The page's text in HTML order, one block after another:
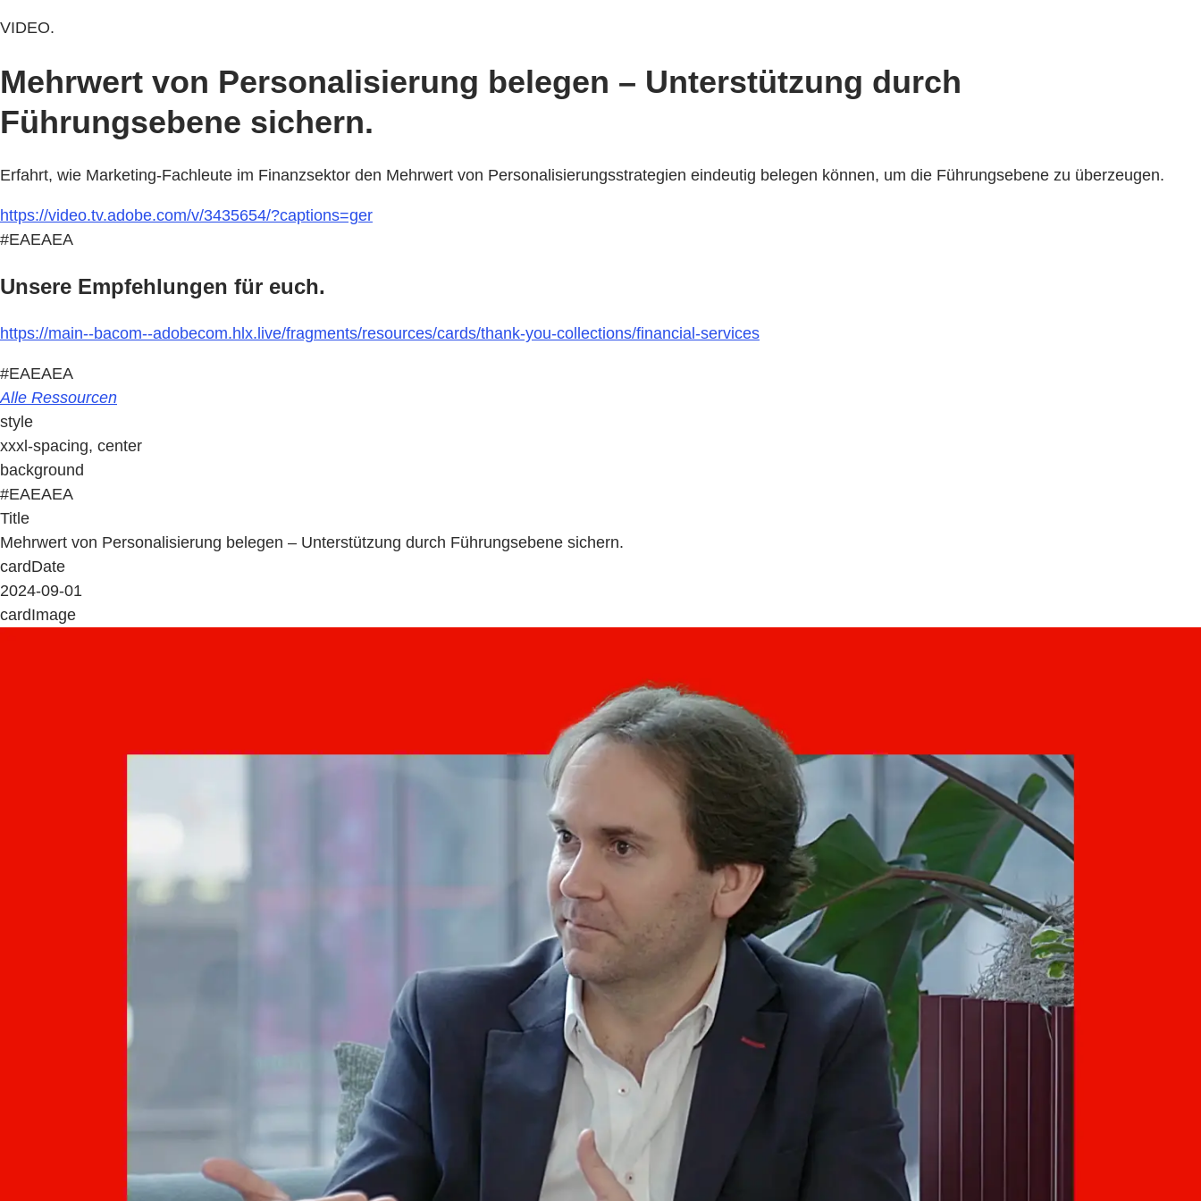
VIDEO.
Mehrwert von Personalisierung belegen – Unterstützung durch
Führungsebene sichern.
Erfahrt, wie Marketing-Fachleute im Finanzsektor den Mehrwert von Personalisierungsstrategien eindeutig belegen können, um die Führungsebene zu überzeugen.
https://video.tv.adobe.com/v/3435654/?captions=ger
#EAEAEA
Unsere Empfehlungen für euch.
https://main--bacom--adobecom.hlx.live/fragments/resources/cards/thank-you-collections/financial-services
#EAEAEA
Alle Ressourcen
style
xxxl-spacing, center
background
#EAEAEA
Title
Mehrwert von Personalisierung belegen – Unterstützung durch Führungsebene sichern.
cardDate
2024-09-01
cardImage